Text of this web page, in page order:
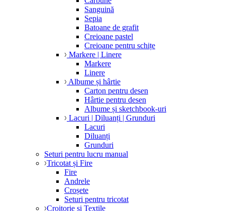
Sanguină
Sepia
Batoane de grafit
Creioane pastel
Creioane pentru schițe
Markere | Linere
Markere
Linere
Albume și hârtie
Carton pentru desen
Hârtie pentru desen
Albume și sketchbook-uri
Lacuri | Diluanți | Grunduri
Lacuri
Diluanți
Grunduri
Seturi pentru lucru manual
Tricotat și Fire
Fire
Andrele
Croșete
Seturi pentru tricotat
Croitorie și Textile